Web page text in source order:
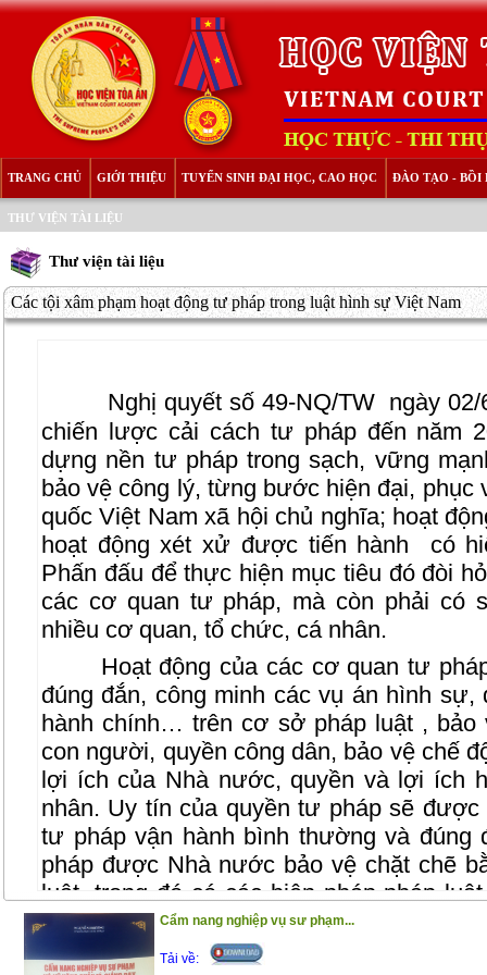
TRANG CHỦ GIỚI THIỆU TUYỂN SINH ĐẠI HỌC, CAO HỌC ĐÀO TẠO - BỒI
THƯ VIỆN TÀI LIỆU
Thư viện tài liệu
Các tội xâm phạm hoạt động tư pháp trong luật hình sự Việt Nam
Nghị quyết số 49-NQ/TW ngày
chiến lược cải cách tư pháp đến năm
dựng nền tư pháp trong sạch, vững
bảo vệ công lý, từng bước hiện đại, phục
quốc Việt Nam xã hội chủ nghĩa; hoạt
hoạt động xét xử được tiến hành
có
Phấn đấu để thực hiện mục tiêu đó đòi
các cơ quan tư pháp, mà còn phải có
nhiều cơ quan, tổ chức, cá nhân.
Hoạt động của các cơ quan tư
đúng đắn, công minh các vụ án hình
hành chính… trên cơ sở pháp luật , bảo
con người, quyền công dân, bảo vệ chế
lợi ích của Nhà nước, quyền và lợi ích
nhân. Uy tín của quyền tư pháp sẽ
tư pháp vận hành bình thường và đúng
pháp được Nhà nước bảo vệ chặt chẽ
luật, trong đó có các biện pháp pháp
phong kiến, các đạo luật lớn đã dành
quy định về các tội phạm này. Từ khi
Cẩm nang nghiệp vụ sư phạm...
Tải về: